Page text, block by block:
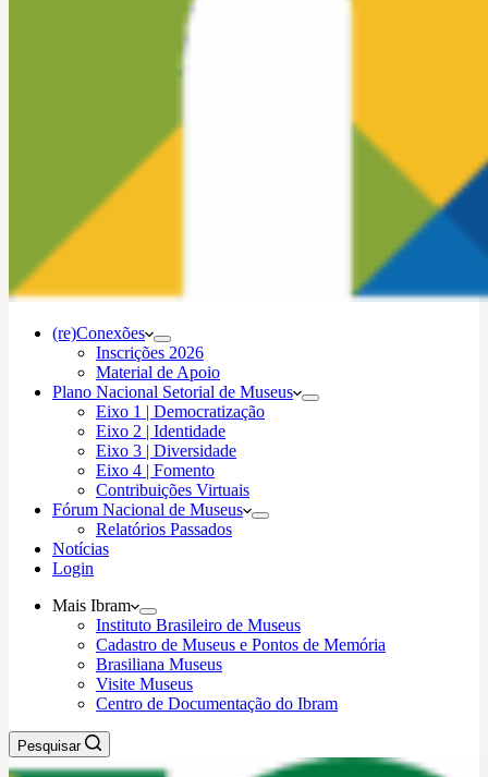
(re)Conexões
Inscrições 2026
Material de Apoio
Plano Nacional Setorial de Museus
Eixo 1 | Democratização
Eixo 2 | Identidade
Eixo 3 | Diversidade
Eixo 4 | Fomento
Contribuições Virtuais
Fórum Nacional de Museus
Relatórios Passados
Notícias
Login
Mais Ibram
Instituto Brasileiro de Museus
Cadastro de Museus e Pontos de Memória
Brasiliana Museus
Visite Museus
Centro de Documentação do Ibram
Pesquisar